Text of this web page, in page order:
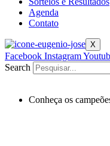
Agenda
Contato
X
Facebook Instagram
Search
Conheça os